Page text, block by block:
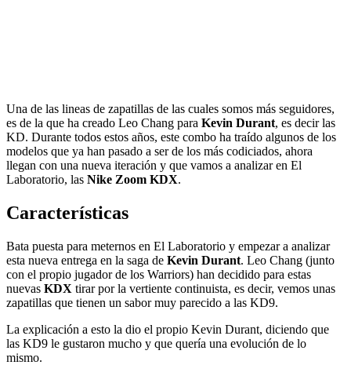
Una de las lineas de zapatillas de las cuales somos más seguidores,
es de la que ha creado Leo Chang para Kevin Durant, es decir las
KD. Durante todos estos años, este combo ha traído algunos de los
modelos que ya han pasado a ser de los más codiciados, ahora
llegan con una nueva iteración y que vamos a analizar en El
Laboratorio, las Nike Zoom KDX.
Características
Bata puesta para meternos en El Laboratorio y empezar a analizar
esta nueva entrega en la saga de Kevin Durant. Leo Chang (junto
con el propio jugador de los Warriors) han decidido para estas
nuevas KDX tirar por la vertiente continuista, es decir, vemos unas
zapatillas que tienen un sabor muy parecido a las KD9.
La explicación a esto la dio el propio Kevin Durant, diciendo que
las KD9 le gustaron mucho y que quería una evolución de lo
mismo.